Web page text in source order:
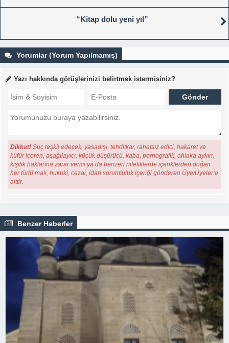
“Kitap dolu yeni yıl”
Yorumlar (Yorum Yapılmamış)
Yazı hakkında görüşlerinizi belirtmek istermisiniz?
Dikkat! Suç teşkil edecek, yasadışı, tehditkar, rahatsız edici, hakaret ve
küfür içeren, aşağılayıcı, küçük düşürücü, kaba, pornografik, ahlaka aykırı,
kişilik haklarına zarar verici ya da benzeri niteliklerde içeriklerden doğan
her türlü mali, hukuki, cezai, idari sorumluluk içeriği gönderen Üye/Üyeler’e
aittir.
Benzer Haberler